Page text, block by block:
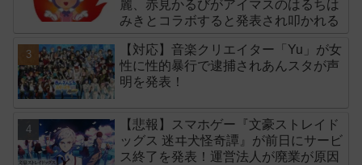
麗、赤見かるびがアイマスのはるちは
みきとコラボすると発表され叩かれる
【対応】音楽クリエイター「Yu」が女
性に性的暴行で逮捕されあんスタが声
明を発表！
【悲報】スマホゲー『文豪ストレイド
ッグス 迷ヰ犬怪奇譚』が前日にサービ
ス終了を発表！運営法人が廃業が原因